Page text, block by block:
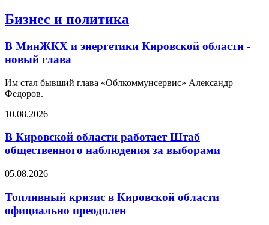
Бизнес и политика
В МинЖКХ и энергетики Кировской области -
новый глава
Им стал бывший глава «Облкоммунсервис» Александр
Федоров.
10.08.2026
В Кировской области работает Штаб
общественного наблюдения за выборами
05.08.2026
Топливный кризис в Кировской области
официально преодолен